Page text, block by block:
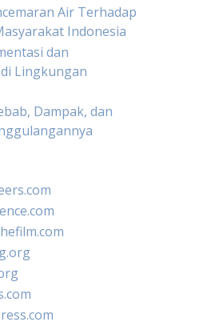
Air Terhadap
Indonesia
dan
Lingkungan
Dampak, dan